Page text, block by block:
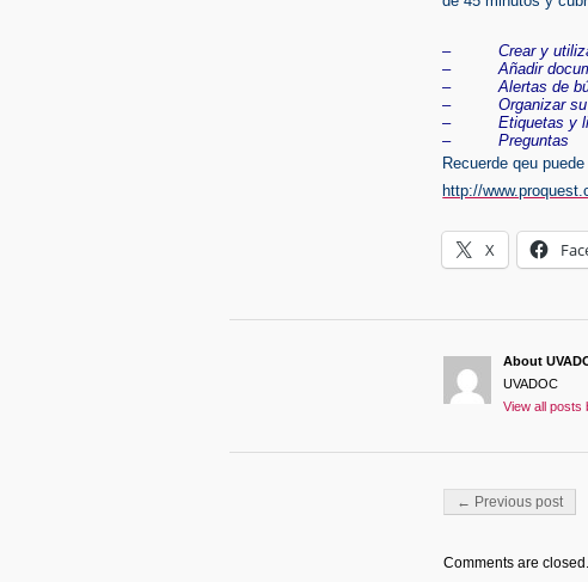
– Crear y utilizar
– Añadir
– Alertas de
– Organizar su
– Etiquetas y
– Preguntas
Recuerde qeu
http://
X
About
UVADOC
View all posts
Post navigation
← Previous post
Comments are closed.